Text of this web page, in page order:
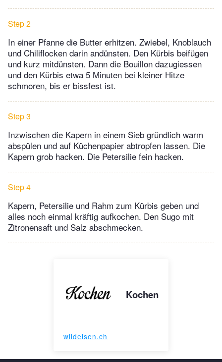
Step 2
In einer Pfanne die Butter erhitzen. Zwiebel, Knoblauch
und Chiliflocken darin andünsten. Den Kürbis beifügen
und kurz mitdünsten. Dann die Bouillon dazugiessen
und den Kürbis etwa 5 Minuten bei kleiner Hitze
schmoren, bis er bissfest ist.
Step 3
Inzwischen die Kapern in einem Sieb gründlich warm
abspülen und auf Küchenpapier abtropfen lassen. Die
Kapern grob hacken. Die Petersilie fein hacken.
Step 4
Kapern, Petersilie und Rahm zum Kürbis geben und
alles noch einmal kräftig aufkochen. Den Sugo mit
Zitronensaft und Salz abschmecken.
Kochen
wildeisen.ch